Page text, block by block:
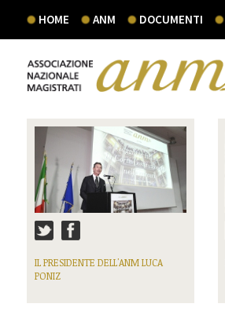
HOME ANM DOCUMENTI
IL PRESIDENTE DELL'ANM LUCA
PONIZ